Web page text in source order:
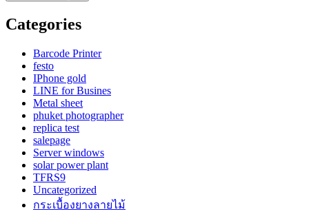
Categories
Barcode Printer
festo
IPhone gold
LINE for Busines
Metal sheet
phuket photographer
replica test
salepage
Server windows
solar power plant
TFRS9
Uncategorized
กระเบื้องยางลายไม้